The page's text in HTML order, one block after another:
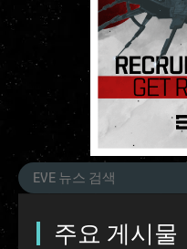
주요 게시물